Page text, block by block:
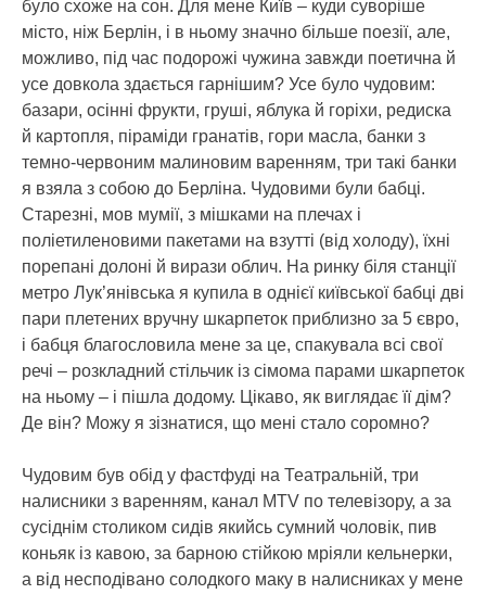
було схоже на сон. Для мене Київ – куди суворіше
місто, ніж Берлін, і в ньому значно більше поезії, але,
можливо, під час подорожі чужина завжди поетична й
усе довкола здається гарнішим? Усе було чудовим:
базари, осінні фрукти, груші, яблука й горіхи, редиска
й картопля, піраміди гранатів, гори масла, банки з
темно-червоним малиновим варенням, три такі банки
я взяла з собою до Берліна. Чудовими були бабці.
Старезні, мов мумії, з мішками на плечах і
поліетиленовими пакетами на взутті (від холоду), їхні
порепані долоні й вирази облич. На ринку біля станції
метро Лук’янівська я купила в однієї київської бабці дві
пари плетених вручну шкарпеток приблизно за 5 євро,
і бабця благословила мене за це, спакувала всі свої
речі – розкладний стільчик із сімома парами шкарпеток
на ньому – і пішла додому. Цікаво, як виглядає її дім?
Де він? Можу я зізнатися, що мені стало соромно?
Чудовим був обід у фастфуді на Театральній, три
налисники з варенням, канал MTV по телевізору, а за
сусіднім столиком сидів якийсь сумний чоловік, пив
коньяк із кавою, за барною стійкою мріяли кельнерки,
а від несподівано солодкого маку в налисниках у мене